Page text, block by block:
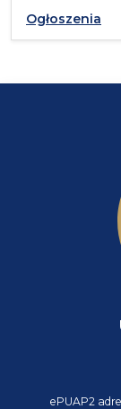
Ogłoszenia
ePUAP2